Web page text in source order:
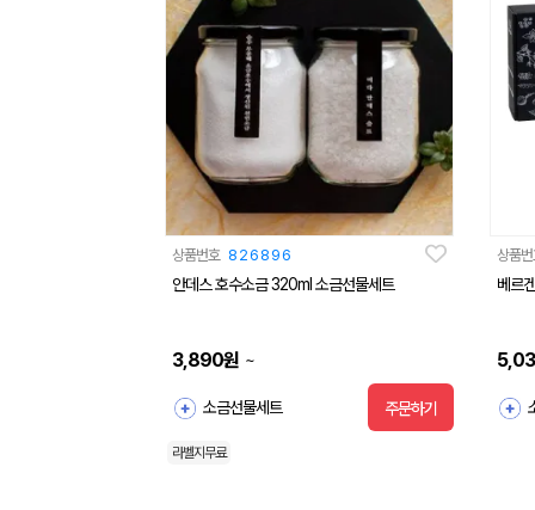
상품번호 826896
안데스 호수소금 320ml 소금선물세트
3,890원 ~
소금선물세트 주문하기
라벨지무료
상품
베르